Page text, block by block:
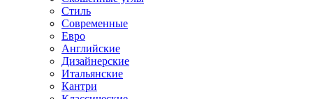
Стиль
Современные
Евро
Английские
Дизайнерские
Итальянские
Кантри